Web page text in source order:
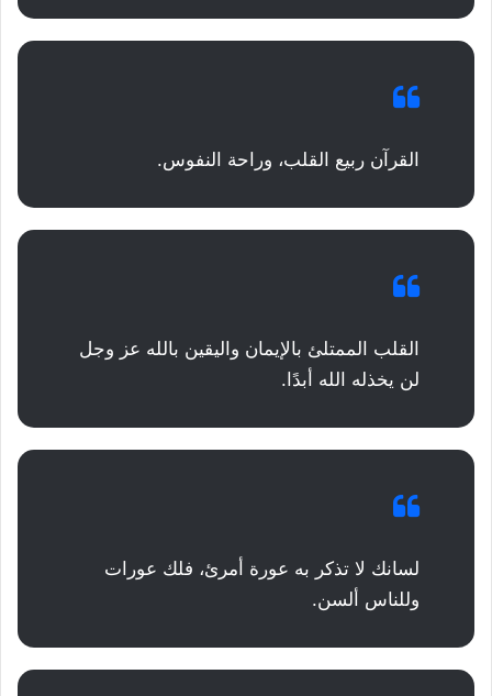
القرآن ربيع القلب، وراحة النفوس.
القلب الممتلئ بالإيمان واليقين بالله عز وجل
لن يخذله الله أبدًا.
لسانك لا تذكر به عورة أمرئ، فلك عورات
وللناس ألسن.